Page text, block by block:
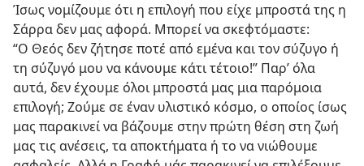
Ίσως νομίζουμε ότι η επιλογή που είχε μπροστά της η
Σάρρα δεν μας αφορά. Μπορεί να σκεφτόμαστε:
“Ο Θεός δεν ζήτησε ποτέ από εμένα και τον σύζυγο ή
τη σύζυγό μου να κάνουμε κάτι τέτοιο!” Παρ’ όλα
αυτά, δεν έχουμε όλοι μπροστά μας μια παρόμοια
επιλογή; Ζούμε σε έναν υλιστικό κόσμο, ο οποίος ίσως
μας παρακινεί να βάζουμε στην πρώτη θέση στη ζωή
μας τις ανέσεις, τα αποκτήματα ή το να νιώθουμε